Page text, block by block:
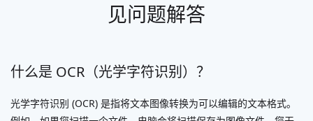
见问题解答
什么是 OCR（光学字符识别）？
光学字符识别 (OCR) 是指将文本图像转换为可以编辑的文本格式。